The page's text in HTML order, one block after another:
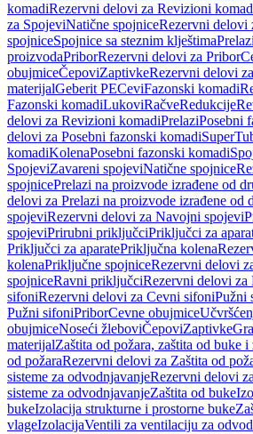
komadiRezervni delovi za Revizioni
za SpojeviNatične spojniceRezervni delovi
spojniceSpojnice sa steznim klještima
proizvodaPriborRezervni delovi za Pribor
obujmiceČepoviZaptivkeRezervni delovi
materijalGeberit PECeviFazonski komadi
Fazonski komadiLukoviRačveRedukcije
delovi za Revizioni komadiPrelaziPosebni
delovi za Posebni fazonski komadi
komadiKolenaPosebni fazonski komadi
SpojeviZavareni spojeviNatične spojnice
spojnicePrelazi na proizvode izrađene od
delovi za Prelazi na proizvode izrađene od
spojeviRezervni delovi za Navojni spojevi
spojeviPrirubni priključciPriključci za
Priključci za aparatePriključna kolena
kolenaPriključne spojniceRezervni delovi
spojniceRavni priključciRezervni delovi
sifoniRezervni delovi za Cevni sifoniPužni
Pužni sifoniPriborCevne obujmice
obujmiceNoseći žleboviČepoviZaptivke
materijalZaštita od požara, zaštita od buke i
od požaraRezervni delovi za Zaštita od
sisteme za odvodnjavanjeRezervni delovi
sisteme za odvodnjavanjeZaštita od buke
bukeIzolacija strukturne i prostorne buke
vlageIzolacijaVentili za ventilaciju za